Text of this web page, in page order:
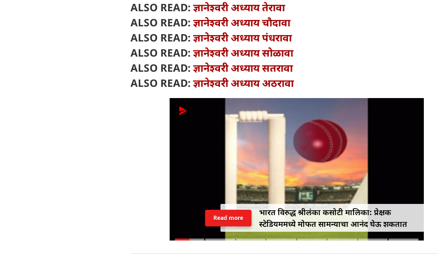
ALSO READ: ज्ञानेश्वरी अध्याय तेरावा
ALSO READ: ज्ञानेश्वरी अध्याय चौदावा
ALSO READ: ज्ञानेश्वरी अध्याय पंधरावा
ALSO READ: ज्ञानेश्वरी अध्याय सोळावा
ALSO READ: ज्ञानेश्वरी अध्याय सतरावा
ALSO READ: ज्ञानेश्वरी अध्याय अठरावा
भारत विरुद्ध श्रीलंका कसोटी मालिका: प्रेक्षक
स्टेडियममध्ये मोफत सामन्याचा आनंद घेऊ शकतात
Read more